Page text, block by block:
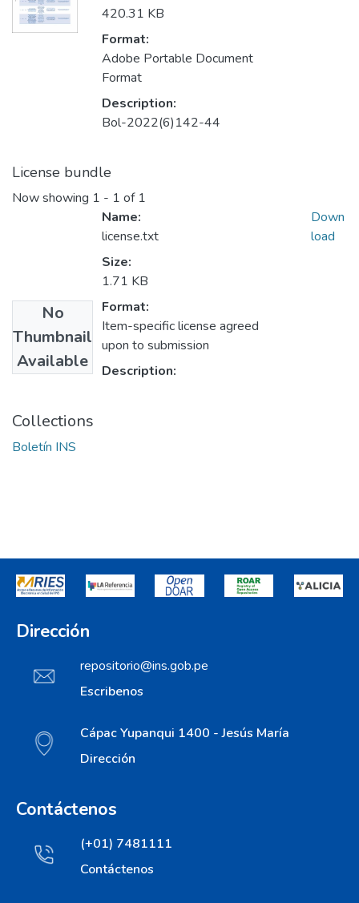
420.31 KB
Format:
Adobe Portable Document
Format
Description:
Bol-2022(6)142-44
License bundle
Now showing 1 - 1 of 1
No
Thumbnail
Available
Name:
license.txt
Size:
1.71 KB
Format:
Item-specific license agreed
upon to submission
Description:
Down
load
Collections
Boletín INS
Dirección
repositorio@ins.gob.pe
Escribenos
Cápac Yupanqui 1400 - Jesús María
Dirección
Contáctenos
(+01) 7481111
Contáctenos